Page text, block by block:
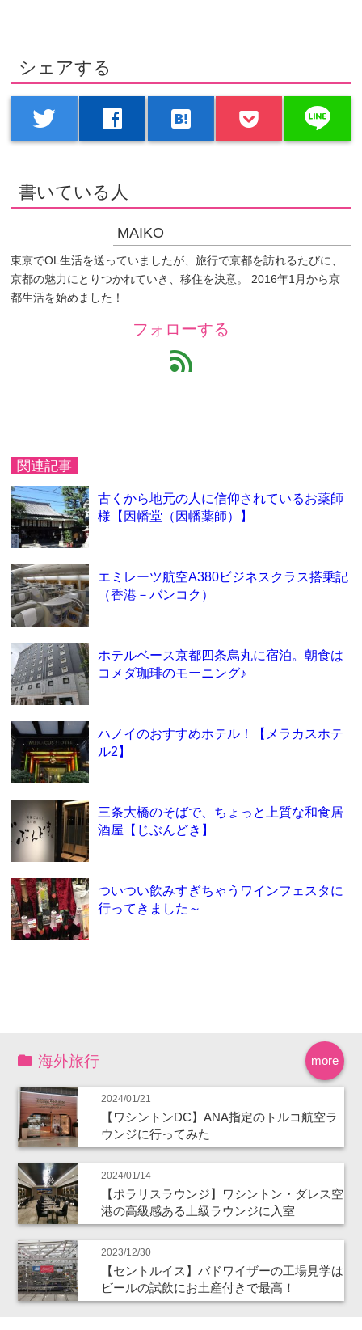
シェアする
twitter facebook hatenabookmark line
書いている人
MAIKO
東京でOL生活を送っていましたが、旅行で京都を訪れるたびに、
京都の魅力にとりつかれていき、移住を決意。 2016年1月から京
都生活を始めました！
フォローする
feed
関連記事
古くから地元の人に信仰されているお薬師
様【因幡堂（因幡薬師）】
エミレーツ航空A380ビジネスクラス搭乗記
（香港－バンコク）
ホテルベース京都四条烏丸に宿泊。朝食は
コメダ珈琲のモーニング♪
ハノイのおすすめホテル！【メラカスホテ
ル2】
三条大橋のそばで、ちょっと上質な和食居
酒屋【じぶんどき】
ついつい飲みすぎちゃうワインフェスタに
行ってきました～
more
海外旅行
2024/01/21
【ワシントンDC】ANA指定のトルコ航空ラ
ウンジに行ってみた
2024/01/14
【ポラリスラウンジ】ワシントン・ダレス空
港の高級感ある上級ラウンジに入室
2023/12/30
【セントルイス】バドワイザーの工場見学は
ビールの試飲にお土産付きで最高！